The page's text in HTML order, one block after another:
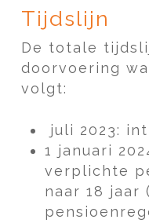
Tijdslijn
De totale
doorvoering
volgt:
juli 2023:
1 januari
verplichte
naar 18 jaar